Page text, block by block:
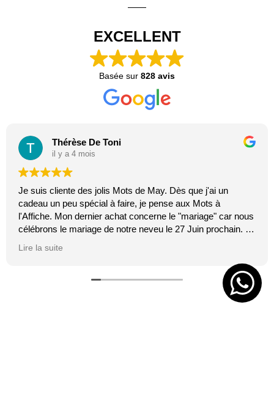
EXCELLENT
Basée sur 828 avis
Thérèse De Toni
il y a 4 mois
Je suis cliente des jolis Mots de May. Dès que j'ai un
cadeau un peu spécial à faire, je pense aux Mots à
l'Affiche. Mon dernier achat concerne le "mariage" car nous
célébrons le mariage de notre neveu le 27 Juin prochain. Je
Lire la suite